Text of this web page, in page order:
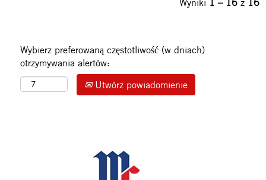
Wyniki 1 – 16 z 16
Wybierz preferowaną częstotliwość (w dniach)
otrzymywania alertów:
Utwórz powiadomienie